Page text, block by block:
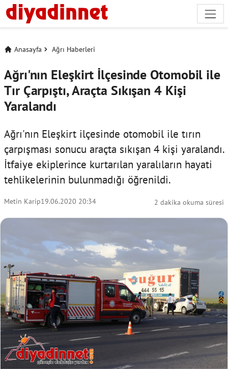
Anasayfa Ağrı Haberleri
Ağrı'nın Eleşkirt İlçesinde Otomobil ile
Tır Çarpıştı, Araçta Sıkışan 4 Kişi
Yaralandı
Ağrı'nın Eleşkirt ilçesinde otomobil ile tırın
çarpışması sonucu araçta sıkışan 4 kişi yaralandı.
İtfaiye ekiplerince kurtarılan yaralıların hayati
tehlikelerinin bulunmadığı öğrenildi.
Metin Karip19.06.2020 20:34 2 dakika okuma süresi